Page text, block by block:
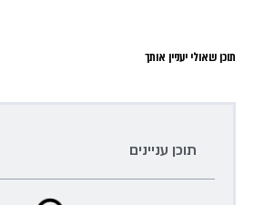
תוכן שאולי יעניין אותך
תוכן עניינים